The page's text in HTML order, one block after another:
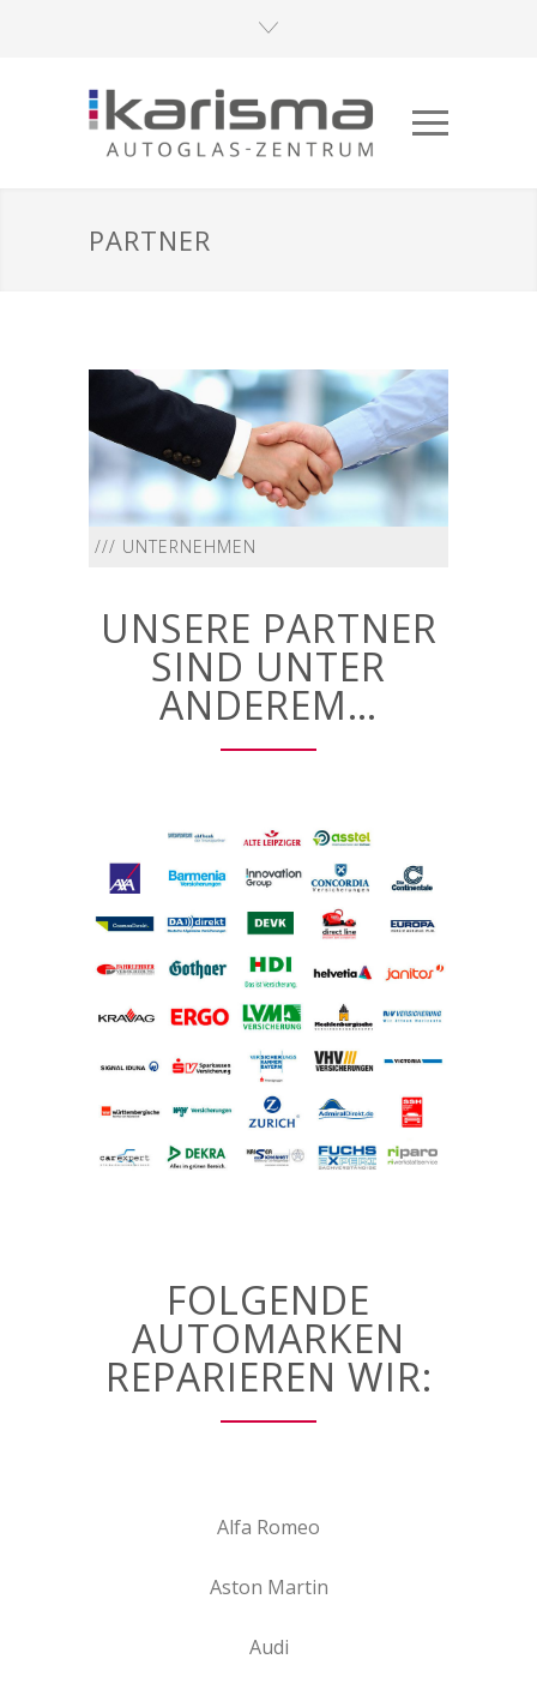
PARTNER
/// UNTERNEHMEN
UNSERE PARTNER
SIND UNTER
ANDEREM…
FOLGENDE
AUTOMARKEN
REPARIEREN WIR:
Alfa Romeo
Aston Martin
Audi